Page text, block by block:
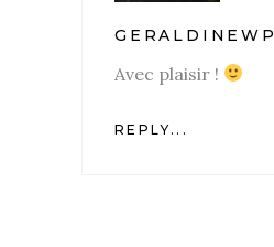
GERALDINEWP
Avec plaisir !
REPLY...